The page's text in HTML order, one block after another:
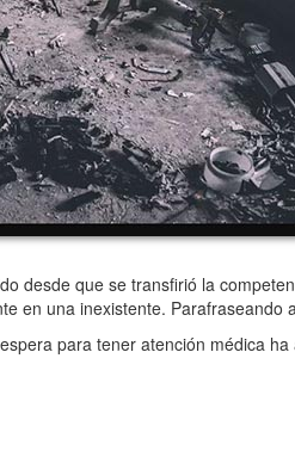
desde que se transfirió la
en una inexistente. Parafraseando
para tener atención médica ha